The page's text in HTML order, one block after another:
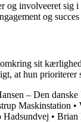
involveeret
og
sit
at hun
– Den
Maskinstation •
Hadsundvej • Brian